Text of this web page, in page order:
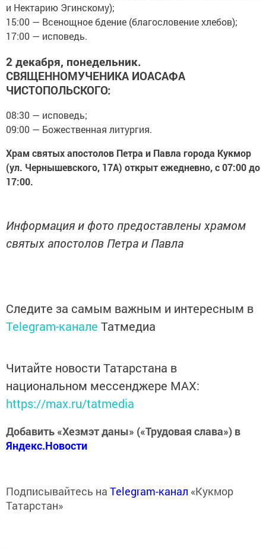
и Нектарию Эгинскому);
15:00 — Всенощное бдение (благословение хлебов);
17:00 — исповедь.
2 декабря, понедельник.
СВЯЩЕННОМУЧЕНИКА ИОАСАФА
ЧИСТОПОЛЬСКОГО:
08:30 — исповедь;
09:00 — Божественная литургия.
Храм святых апостолов Петра и Павла города Кукмор
(ул. Чернышевского, 17А) открыт ежедневно, с 07:00 до
17:00.
Информация и фото предоставлены храмом
святых апостолов Петра и Павла
Следите за самым важным и интересным в
Telegram-канале Татмедиа
Читайте новости Татарстана в
национальном мессенджере MАХ:
https://max.ru/tatmedia
Добавить «Хезмэт даны» («Трудовая слава») в
Яндекс.Новости
Подписывайтесь на Telegram-канал «Кукмор
Татарстан»